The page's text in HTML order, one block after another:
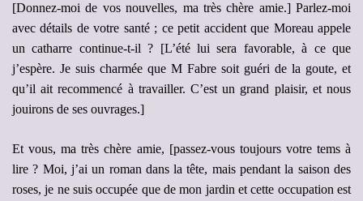
[Donnez-moi de vos nouvelles, ma très chère amie.] Parlez-moi
avec détails de votre santé ; ce petit accident que Moreau appele
un catharre continue-t-il ? [L’été lui sera favorable, à ce que
j’espère. Je suis charmée que M Fabre soit guéri de la goute, et
qu’il ait recommencé à travailler. C’est un grand plaisir, et nous
jouirons de ses ouvrages.]
Et vous, ma très chère amie, [passez-vous toujours votre tems à
lire ? Moi, j’ai un roman dans la tête, mais pendant la saison des
roses, je ne suis occupée que de mon jardin et cette occupation est